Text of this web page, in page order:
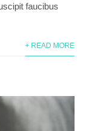
faucibus
+ READ MORE